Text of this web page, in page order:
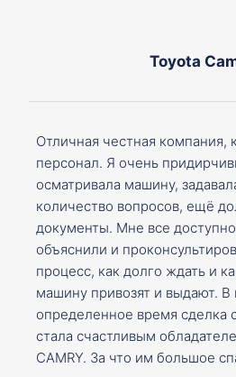
Toyota
Отличная честная компания,
персонал. Я очень
осматривала машину,
количество вопросов, ещё
документы. Мне все
объяснили и
процесс, как долго ждать и
машину привозят и выдают. В
определенное время сделка
стала счастливым
CAMRY. За что им большое